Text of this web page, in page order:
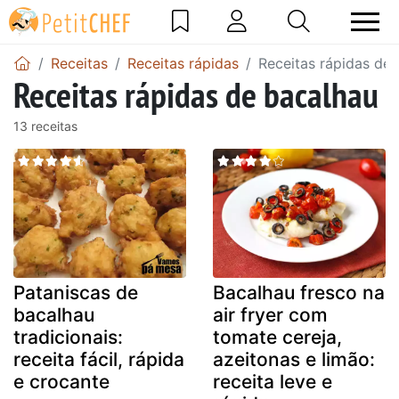
Receitas Receitas rápidas Receitas rápidas de
Receitas rápidas de bacalhau
13 receitas
Pataniscas de
bacalhau
tradicionais:
receita fácil, rápida
e crocante
Bacalhau fresco na
air fryer com
tomate cereja,
azeitonas e limão:
receita leve e